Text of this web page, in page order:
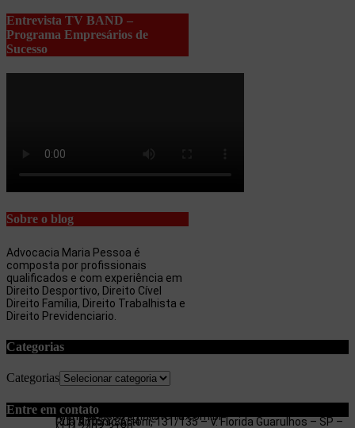
Entrevista TV BAND –
Programa Empresários de
Sucesso
Sobre o blog
Advocacia Maria Pessoa é
composta por profissionais
qualificados e com experiência em
Direito Desportivo, Direito Cível
Direito Família, Direito Trabalhista e
Direito Previdenciario.
Categorias
Categorias
Entre em contato
Rua Antonio Artoni, 131/135 – V. Florida Guarulhos – SP –
(11) 97053-3654
maria.pessoa.lima@terra.com.br